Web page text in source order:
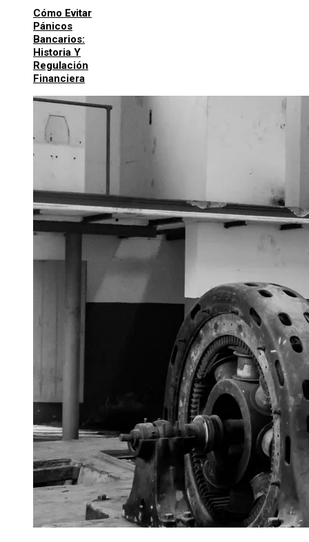
Cómo Evitar
Pánicos
Bancarios:
Historia Y
Regulación
Financiera